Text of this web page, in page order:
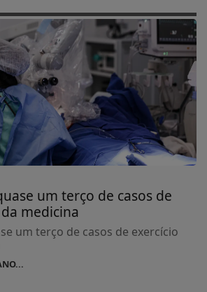
um terço de casos de
medicina
um terço de casos de exercício